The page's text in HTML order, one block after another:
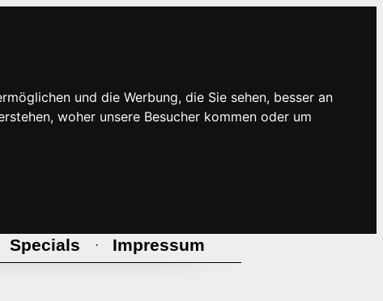
und die Werbung, die Sie sehen, besser an
woher unsere Besucher kommen oder um
Specials · Impressum